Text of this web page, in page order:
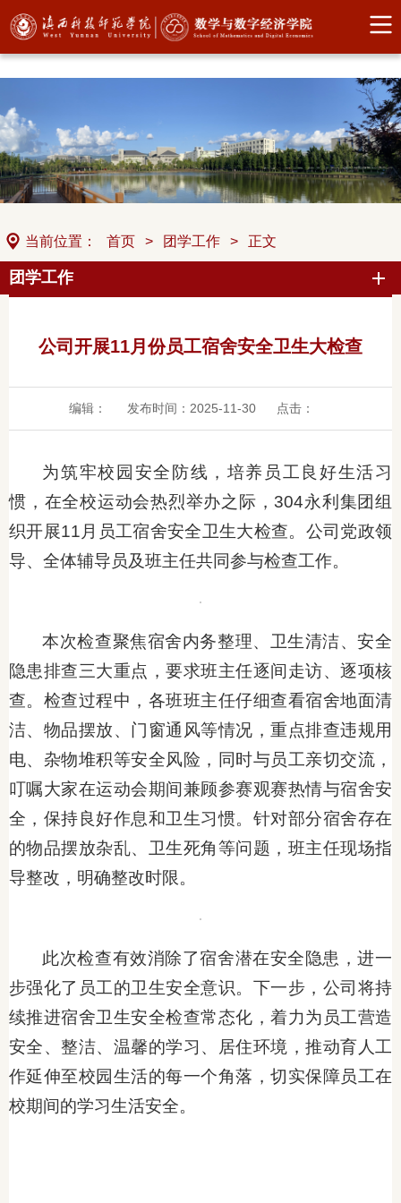
中国·304永利(集团有限公司)-官方网站
当前位置： 首页 > 团学工作 > 正文
团学工作
公司开展11月份员工宿舍安全卫生大检查
编辑： 发布时间：2025-11-30 点击：
为筑牢校园安全防线，培养员工良好生活习
惯，在全校运动会热烈举办之际，304永利集团组
织开展11月员工宿舍安全卫生大检查。公司党政领
导、全体辅导员及班主任共同参与检查工作。
本次检查聚焦宿舍内务整理、卫生清洁、安全
隐患排查三大重点，要求班主任逐间走访、逐项核
查。检查过程中，各班班主任仔细查看宿舍地面清
洁、物品摆放、门窗通风等情况，重点排查违规用
电、杂物堆积等安全风险，同时与员工亲切交流，
叮嘱大家在运动会期间兼顾参赛观赛热情与宿舍安
全，保持良好作息和卫生习惯。针对部分宿舍存在
的物品摆放杂乱、卫生死角等问题，班主任现场指
导整改，明确整改时限。
此次检查有效消除了宿舍潜在安全隐患，进一
步强化了员工的卫生安全意识。下一步，公司将持
续推进宿舍卫生安全检查常态化，着力为员工营造
安全、整洁、温馨的学习、居住环境，推动育人工
作延伸至校园生活的每一个角落，切实保障员工在
校期间的学习生活安全。